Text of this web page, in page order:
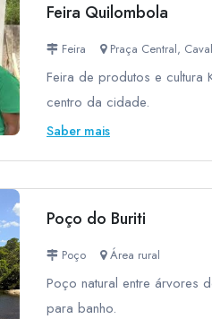
Feira Quilombola
Feira Praça Central,
Feira de produtos e cultura
centro da cidade.
Saber mais
Poço do Buriti
Poço Área rural
Poço natural entre árvores
para banho.